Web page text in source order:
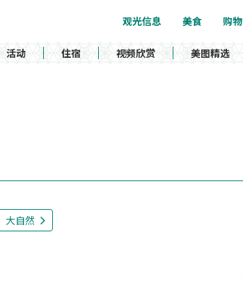
观光信息 美食 购物
活动 住宿 视频欣赏 美图精选
大自然